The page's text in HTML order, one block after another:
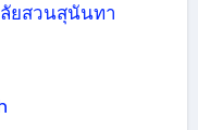
ยสวนสุนันทา